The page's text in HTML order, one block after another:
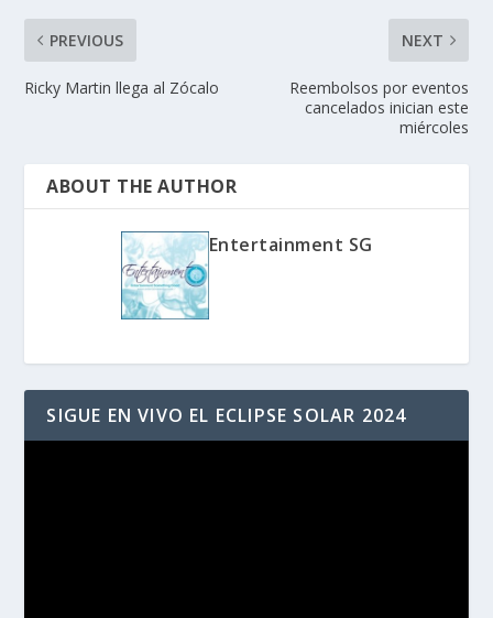
PREVIOUS
Ricky Martin llega al Zócalo
NEXT
Reembolsos por eventos
cancelados inician este
miércoles
ABOUT THE AUTHOR
Entertainment SG
SIGUE EN VIVO EL ECLIPSE SOLAR 2024